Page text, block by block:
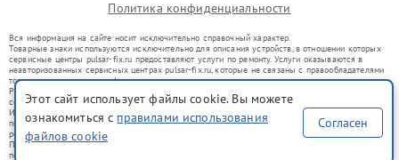
Политика конфиденциальности
Вся информация на сайте носит исключительно справочный характер.
Товарные знаки используются исключительно для описания устройств, в отношении которых
сервисные центры pulsar-fix.ru предоставляют услуги по ремонту. Услуги оказываются в
неавторизованных сервисных центрах pulsar-fix.ru, которые не связаны с правообладателями
товарных знаков или их официальными представителями.
Ремонт осуществляется для устройств, уже введенных в гражданский оборот в соответствии
со статьей 1487 ГК РФ.
Использование товарных знаков не преследует цели индивидуализации услуг или введения
потребителей в заблуждение, а служит для информирования о предоставляемых услугах по
ремонту техники указанных брендов.
Представленная на сайте информация не является публичной офертой, определяемой
положениями Статьи 437(2) Гражданского кодекса РФ
Этот сайт использует файлы cookie. Вы можете
ознакомиться с правилами использования
файлов cookie
Согласен